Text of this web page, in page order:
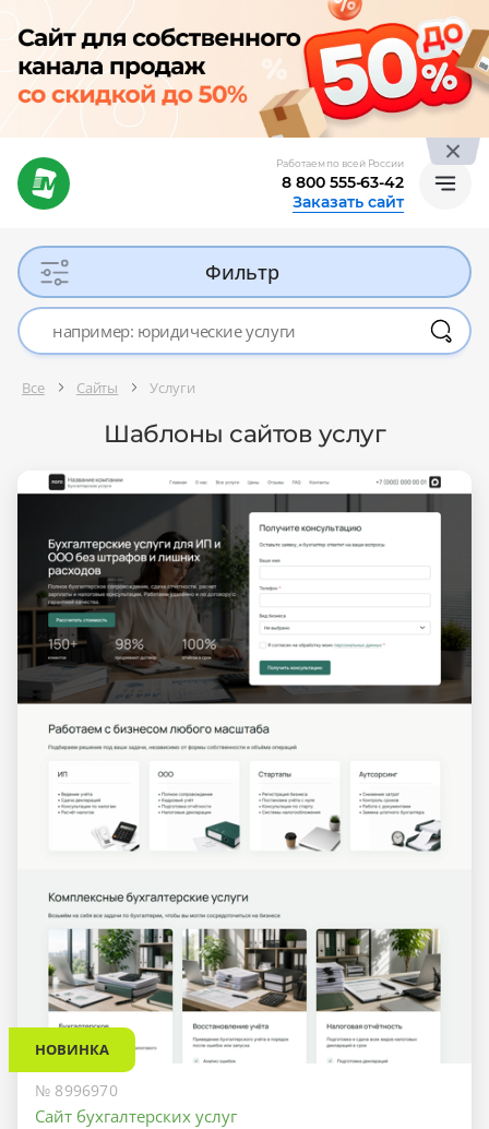
Работаем по всей России
8 800 555-63-42
Заказать сайт
Фильтр
Все Сайты Услуги
Шаблоны сайтов услуг
НОВИНКА
№ 8996970
Сайт бухгалтерских услуг